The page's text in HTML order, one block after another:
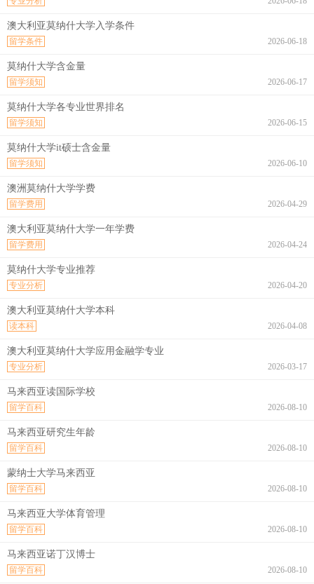
澳大利亚莫纳什大学入学条件
2026-06-18
留学条件
莫纳什大学含金量
2026-06-17
留学须知
莫纳什大学各专业世界排名
2026-06-15
留学须知
莫纳什大学it硕士含金量
2026-06-10
留学须知
澳洲莫纳什大学学费
2026-04-29
留学费用
澳大利亚莫纳什大学一年学费
2026-04-24
留学费用
莫纳什大学专业推荐
2026-04-20
专业分析
澳大利亚莫纳什大学本科
2026-04-08
读本科
澳大利亚莫纳什大学应用金融学专业
2026-03-17
专业分析
马来西亚读国际学校
2026-08-10
留学百科
马来西亚研究生年龄
2026-08-10
留学百科
蒙纳士大学马来西亚
2026-08-10
留学百科
马来西亚大学体育管理
2026-08-10
留学百科
马来西亚诺丁汉博士
2026-08-10
留学百科